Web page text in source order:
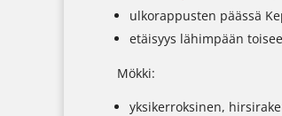
ulkorappusten päässä
etäisyys lähimpään
Mökki:
yksikerroksinen,